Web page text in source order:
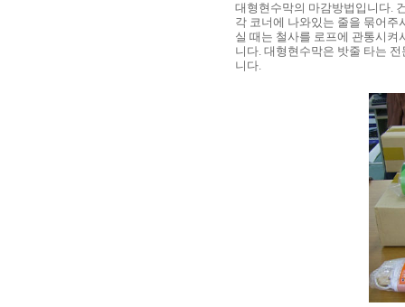
대형현수막의 마감방법입니다.
각 코너에 나와있는 줄을 묶어주
실 때는 철사를 로프에 관통시켜
니다. 대형현수막은 밧줄 타는
니다.